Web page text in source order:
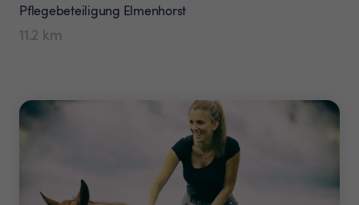
Pflegebeteiligung Elmenhorst
11.2 km